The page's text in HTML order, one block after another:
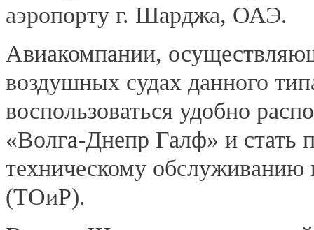
аэропорту г. Шарджа, ОАЭ.
Авиакомпании,
воздушных судах данного
воспользоваться удобно
«Волга-Днепр Галф» и стать
техническому
(ТОиР).